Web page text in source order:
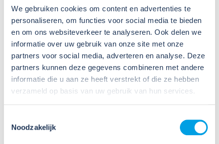
We gebruiken cookies om content en advertenties te
personaliseren, om functies voor social media te bieden
en om ons websiteverkeer te analyseren. Ook delen we
informatie over uw gebruik van onze site met onze
partners voor social media, adverteren en analyse. Deze
partners kunnen deze gegevens combineren met andere
informatie die u aan ze heeft verstrekt of die ze hebben
verzameld op basis van uw gebruik van hun services.
Noodzakelijk
Veiligheidsinformatiebladen (VIB's) of mini-VIB's
beschikbaar voor de gevaarlijke stoffen waarmee zij
werken. Dat is een belangrijke eerste stap, maar
daarmee voldoe je nog niet aan de verplichtingen
u...
Lees verder